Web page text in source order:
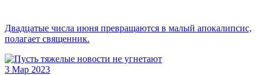
Двадцатые числа июня превращаются в малый апокалипсис,
полагает священник.
3 Мар 2023